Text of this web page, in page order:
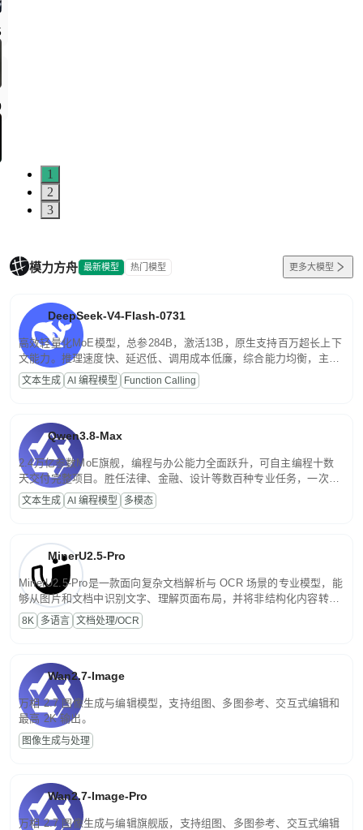
1
2
3
模力方舟 最新模型 热门模型 更多大模型
DeepSeek-V4-Flash-0731
高效轻量化MoE模型，总参284B，激活13B，原生支持百万超长上下
文能力。推理速度快、延迟低、调用成本低廉，综合能力均衡，主打
高并发、轻量化任务，适合日常对话、内容创作、基础 RAG、批量
文案处理等普惠刚需场景。
文本生成 AI 编程模型 Function Calling
Qwen3.8-Max
2.4万亿参数MoE旗舰，编程与办公能力全面跃升，可自主编程十数
天交付完整项目。胜任法律、金融、设计等数百种专业任务，一次对
话端到端交付生产级成果。原生视觉理解贯穿规划、执行与验证全流
程，支持超长文档与长视频的深度语义解析。长程任务中自主规划与
文本生成 AI 编程模型 多模态
MinerU2.5-Pro
MinerU2.5-Pro是一款面向复杂文档解析与 OCR 场景的专业模型，能
够从图片和文档中识别文字、理解页面布局，并将非结构化内容转换
为便于存储、检索和二次处理的结构化结果。
8K 多语言 文档处理/OCR
Wan2.7-Image
万相 2.7 图像生成与编辑模型，支持组图、多图参考、交互式编辑和
最高 2K 输出。
图像生成与处理
Wan2.7-Image-Pro
万相 2.7 图像生成与编辑旗舰版，支持组图、多图参考、交互式编辑